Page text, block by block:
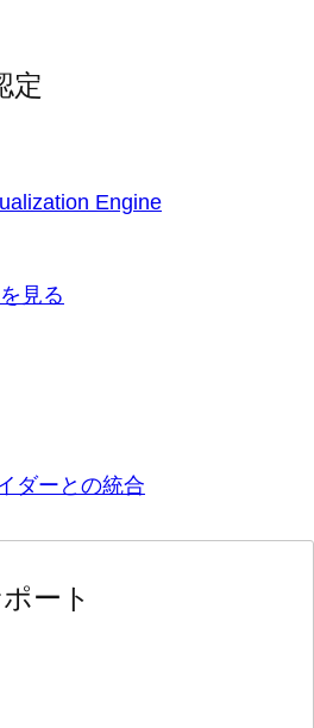
定
Engine
見る
ダーとの統合
ート